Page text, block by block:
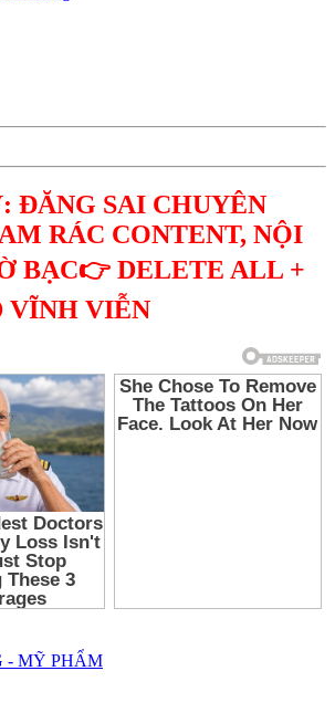
ĐĂNG SAI CHUYÊN
RÁC CONTENT, NỘI
BẠC👉 DELETE ALL +
VĨNH VIỄN
- MỸ PHẨM